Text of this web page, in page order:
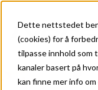
Dette nettstedet
(cookies) for å
tilpasse innhold som
kanaler basert på
kan finne mer info